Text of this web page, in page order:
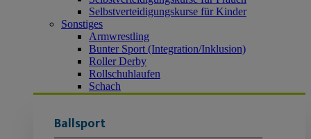
Selbstverteidigungskurse für Kinder
Sonstiges
Armwrestling
Bunter Sport (Integration/Inklusion)
Roller Derby
Rollschuhlaufen
Schach
Ballsport